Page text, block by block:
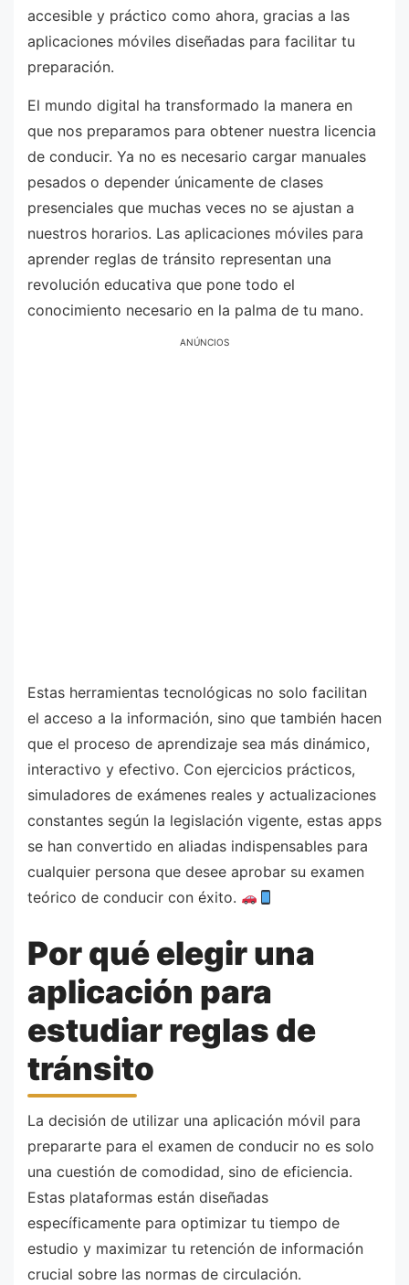
accesible y práctico como ahora, gracias a las
aplicaciones móviles diseñadas para facilitar tu
preparación.
El mundo digital ha transformado la manera en
que nos preparamos para obtener nuestra licencia
de conducir. Ya no es necesario cargar manuales
pesados o depender únicamente de clases
presenciales que muchas veces no se ajustan a
nuestros horarios. Las aplicaciones móviles para
aprender reglas de tránsito representan una
revolución educativa que pone todo el
conocimiento necesario en la palma de tu mano.
ANÚNCIOS
Estas herramientas tecnológicas no solo facilitan
el acceso a la información, sino que también hacen
que el proceso de aprendizaje sea más dinámico,
interactivo y efectivo. Con ejercicios prácticos,
simuladores de exámenes reales y actualizaciones
constantes según la legislación vigente, estas apps
se han convertido en aliadas indispensables para
cualquier persona que desee aprobar su examen
teórico de conducir con éxito.
Por qué elegir una
aplicación para
estudiar reglas de
tránsito
La decisión de utilizar una aplicación móvil para
prepararte para el examen de conducir no es solo
una cuestión de comodidad, sino de eficiencia.
Estas plataformas están diseñadas
específicamente para optimizar tu tiempo de
estudio y maximizar tu retención de información
crucial sobre las normas de circulación.